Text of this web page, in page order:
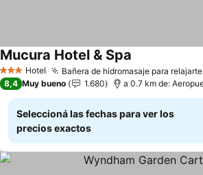
3 Estrellas
Hotel Bañera de hidromasaje para relajarte
Mucura Hotel & Spa
8,4 Muy bueno 1.680
Seleccioná las fechas para ver los
precios exactos